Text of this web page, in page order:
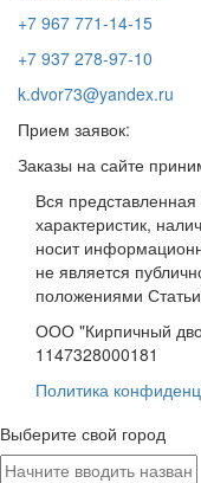
+7 967 771-14-15
+7 937 278-97-10
k.dvor73@yandex.ru
Прием заявок:
Заказы на сайте
Вся
характеристик,
носит
не является
положениями
ООО "Кирпичный
1147328000181
Политика
Выберите свой город